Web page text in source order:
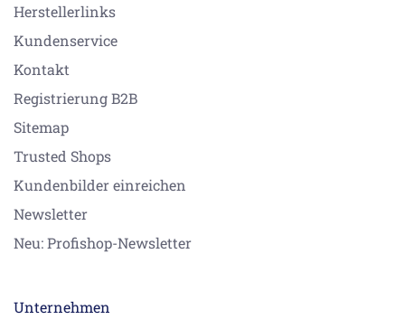
Herstellerlinks
Kundenservice
Kontakt
Registrierung B2B
Sitemap
Trusted Shops
Kundenbilder einreichen
Newsletter
Neu: Profishop-Newsletter
Unternehmen